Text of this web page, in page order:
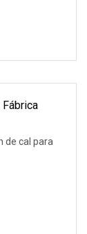
de cal para